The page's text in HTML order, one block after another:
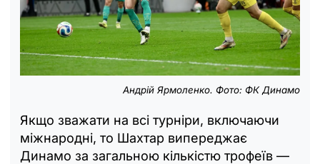
Андрій Ярмоленко. Фото: ФК Динамо
Якщо зважати на всі турніри, включаючи
міжнародні, то Шахтар випереджає
Динамо за загальною кількістю трофеїв —